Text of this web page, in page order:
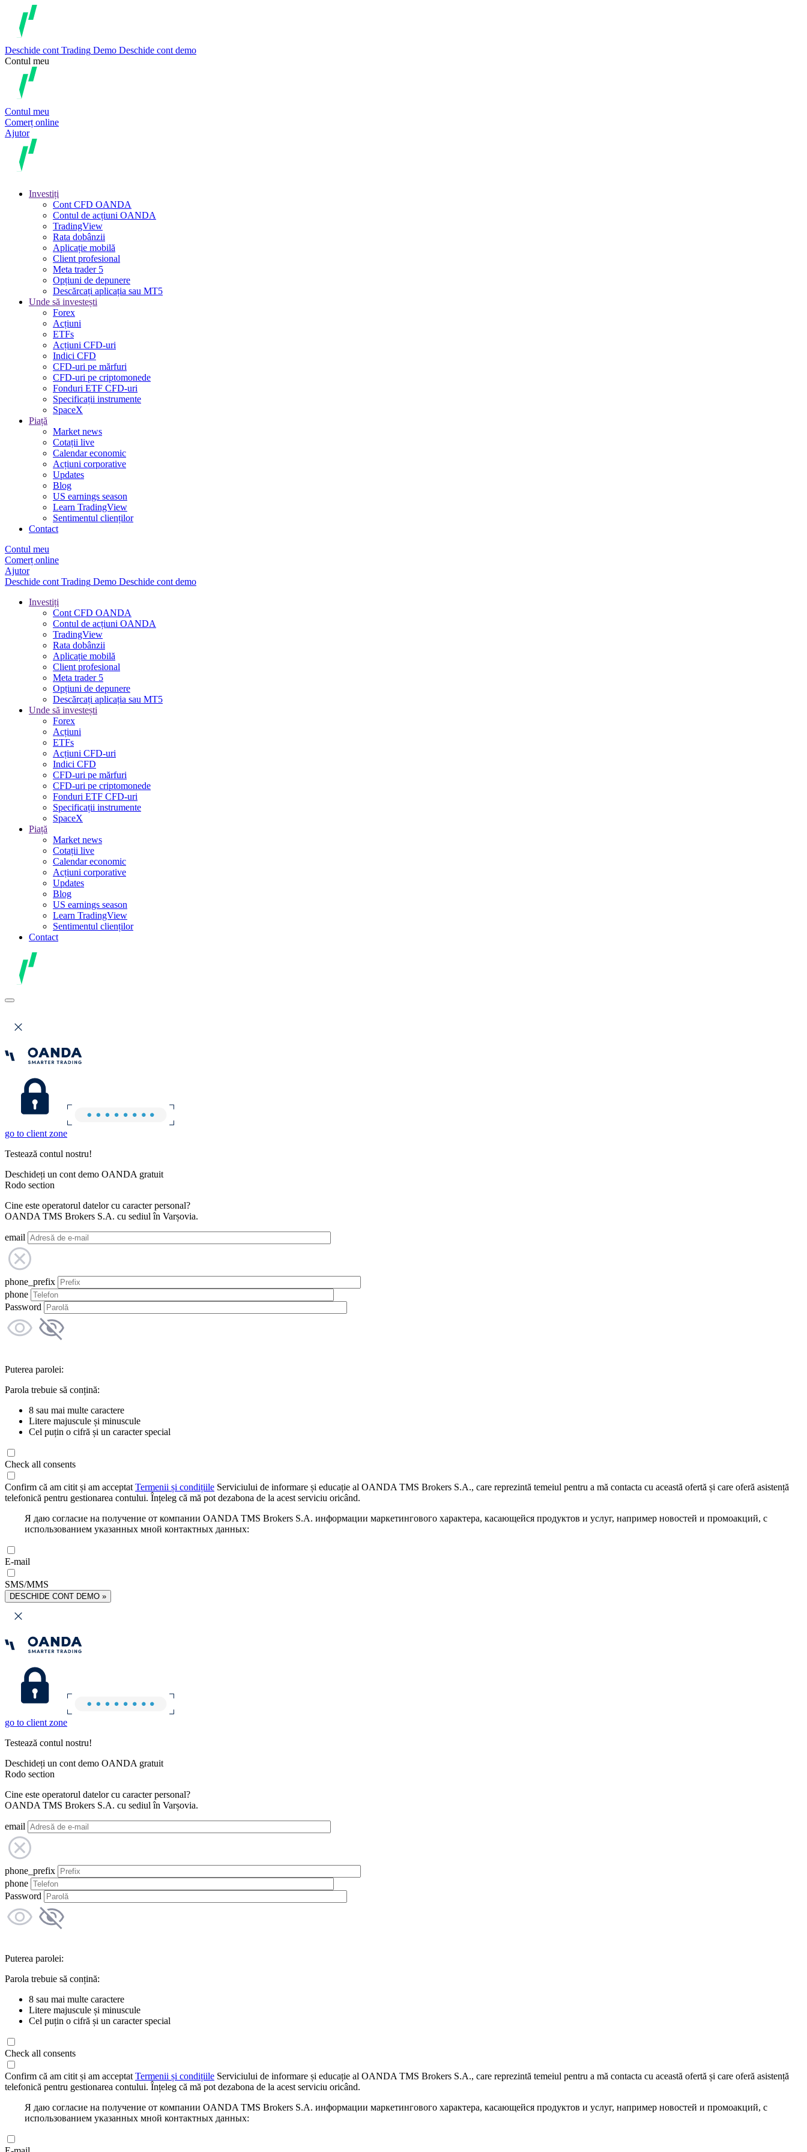
Deschide cont Trading Demo Deschide cont demo
Contul meu
Contul meu
Comerț online
Ajutor
Investiți
Cont CFD OANDA
Contul de acțiuni OANDA
TradingView
Rata dobânzii
Aplicație mobilă
Client profesional
Meta trader 5
Opțiuni de depunere
Descărcați aplicația sau MT5
Unde să investești
Forex
Acțiuni
ETFs
Acțiuni CFD-uri
Indici CFD
CFD-uri pe mărfuri
CFD-uri pe criptomonede
Fonduri ETF CFD-uri
Specificații instrumente
SpaceX
Piață
Market news
Cotații live
Calendar economic
Acțiuni corporative
Updates
Blog
US earnings season
Learn TradingView
Sentimentul clienților
Contact
Contul meu
Comerț online
Ajutor
Deschide cont Trading Demo Deschide cont demo
Investiți
Cont CFD OANDA
Contul de acțiuni OANDA
TradingView
Rata dobânzii
Aplicație mobilă
Client profesional
Meta trader 5
Opțiuni de depunere
Descărcați aplicația sau MT5
Unde să investești
Forex
Acțiuni
ETFs
Acțiuni CFD-uri
Indici CFD
CFD-uri pe mărfuri
CFD-uri pe criptomonede
Fonduri ETF CFD-uri
Specificații instrumente
SpaceX
Piață
Market news
Cotații live
Calendar economic
Acțiuni corporative
Updates
Blog
US earnings season
Learn TradingView
Sentimentul clienților
Contact
go to client zone
Testează contul nostru!
Deschideți un cont demo OANDA gratuit
Rodo section
Cine este operatorul datelor cu caracter personal?
OANDA TMS Brokers S.A. cu sediul în Varșovia.
email
phone_prefix
phone
Password
Puterea parolei:
Parola trebuie să conțină:
8 sau mai multe caractere
Litere majuscule și minuscule
Cel puțin o cifră și un caracter special
Check all consents
Confirm că am citit și am acceptat Termenii și condițiile Serviciului de informare și educație al OANDA TMS Brokers S.A., care reprezintă temeiul pentru a mă contacta cu această ofertă și care oferă asistență
telefonică pentru gestionarea contului. Înțeleg că mă pot dezabona de la acest serviciu oricând.
Я даю согласие на получение от компании OANDA TMS Brokers S.A. информации маркетингового характера, касающейся продуктов и услуг, например новостей и промоакций, с
использованием указанных мной контактных данных:
E-mail
SMS/MMS
DESCHIDE CONT DEMO »
go to client zone
Testează contul nostru!
Deschideți un cont demo OANDA gratuit
Rodo section
Cine este operatorul datelor cu caracter personal?
OANDA TMS Brokers S.A. cu sediul în Varșovia.
email
phone_prefix
phone
Password
Puterea parolei:
Parola trebuie să conțină:
8 sau mai multe caractere
Litere majuscule și minuscule
Cel puțin o cifră și un caracter special
Check all consents
Confirm că am citit și am acceptat Termenii și condițiile Serviciului de informare și educație al OANDA TMS Brokers S.A., care reprezintă temeiul pentru a mă contacta cu această ofertă și care oferă asistență
telefonică pentru gestionarea contului. Înțeleg că mă pot dezabona de la acest serviciu oricând.
Я даю согласие на получение от компании OANDA TMS Brokers S.A. информации маркетингового характера, касающейся продуктов и услуг, например новостей и промоакций, с
использованием указанных мной контактных данных: